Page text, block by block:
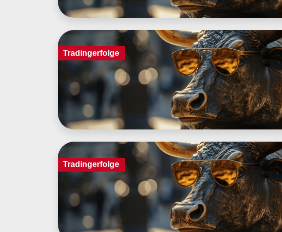
Tradingerfolge
Tradingerfolge